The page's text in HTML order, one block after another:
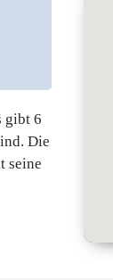
gibt 6
Die
seine